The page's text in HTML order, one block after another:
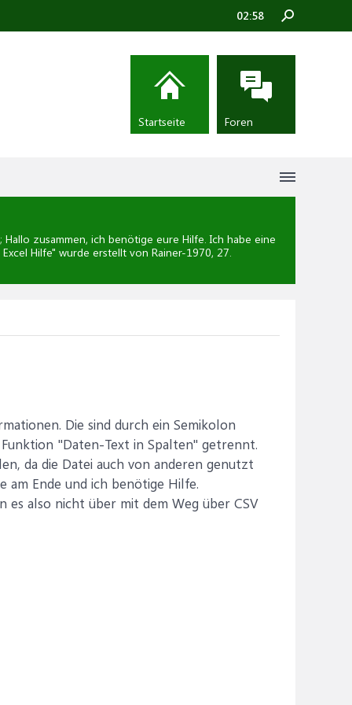
zusammen, ich benötige eure Hilfe. Ich habe eine
Hilfe" wurde erstellt von Rainer-1970, 27.
Die sind durch ein Semikolon
"Daten-Text in Spalten" getrennt.
da die Datei auch von anderen genutzt
am Ende und ich benötige Hilfe.
es also nicht über mit dem Weg über CSV
02:58
Startseite Foren